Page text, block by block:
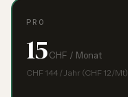
PRO
15 CHF / Monat
CHF 144 / Jahr (CHF 12/Mt)